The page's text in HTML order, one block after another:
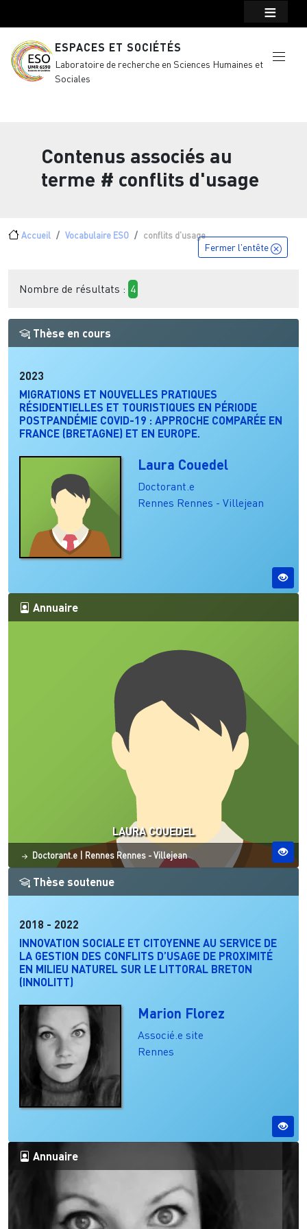
ESPACES ET SOCIÉTÉS
Laboratoire de recherche en Sciences Humaines et
Sociales
Contenus associés au
terme # conflits d'usage
Fil d'Ariane
Accueil Vocabulaire ESO conflits d'usage
Fermer l'entête
Nombre de résultats : 4
Thèse en cours
2023
MIGRATIONS ET NOUVELLES PRATIQUES
RÉSIDENTIELLES ET TOURISTIQUES EN PÉRIODE
POSTPANDÉMIE COVID-19 : APPROCHE COMPARÉE EN
FRANCE (BRETAGNE) ET EN EUROPE.
Laura Couedel
Doctorant.e
Rennes Rennes - Villejean
Annuaire
LAURA COUEDEL
Statut
Doctorant.e Site ESO
Rennes Rennes - Villejean
Thèse soutenue
2018 - 2022
INNOVATION SOCIALE ET CITOYENNE AU SERVICE DE
LA GESTION DES CONFLITS D’USAGE DE PROXIMITÉ
EN MILIEU NATUREL SUR LE LITTORAL BRETON
(INNOLITT)
Marion Florez
Associé.e site
Rennes
Annuaire